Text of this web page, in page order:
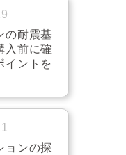
の耐震基
入前に確
イントを
ョンの探